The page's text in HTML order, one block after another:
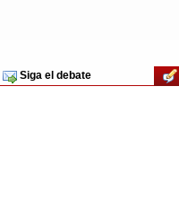
Siga el debate